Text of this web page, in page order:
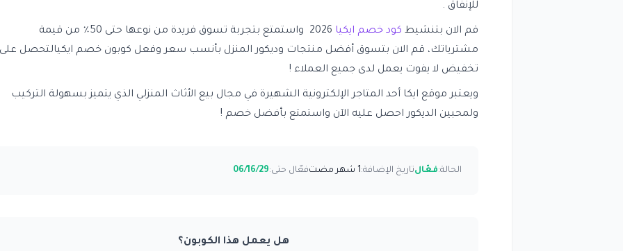
للإنفاق .
قم الان بتنشيط كود خصم ايكيا
2026 واستمتع بتجربة تسوق فريدة من نوعها حتى 50٪ من قيمة
مشترياتك، قم الان بتسوق أفضل منتجات وديكور المنزل بأنسب سعر وفعل كوبون خصم ايكيالتحصل على
تخفيض لا يفوت يعمل لدى جميع العملاء !
ويعتبر موقع ايكا أحد المتاجر الإلكترونية الشهيرة في مجال بيع الأثاث المنزلي الذي يتميز بسهولة التركيب
ولمحبين الديكور احصل عليه الآن واستمتع بأفضل خصم !
الحالة:فعّالتاريخ الإضافة:1 شهر مضت فعّال حتى:06/16/29
هل يعمل هذا الكوبون؟